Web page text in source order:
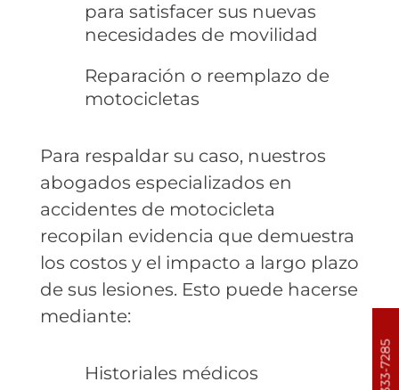
para satisfacer sus nuevas
necesidades de movilidad
Reparación o reemplazo de
motocicletas
Para respaldar su caso, nuestros
abogados especializados en
accidentes de motocicleta
recopilan evidencia que demuestra
los costos y el impacto a largo plazo
de sus lesiones. Esto puede hacerse
mediante:
Historiales médicos